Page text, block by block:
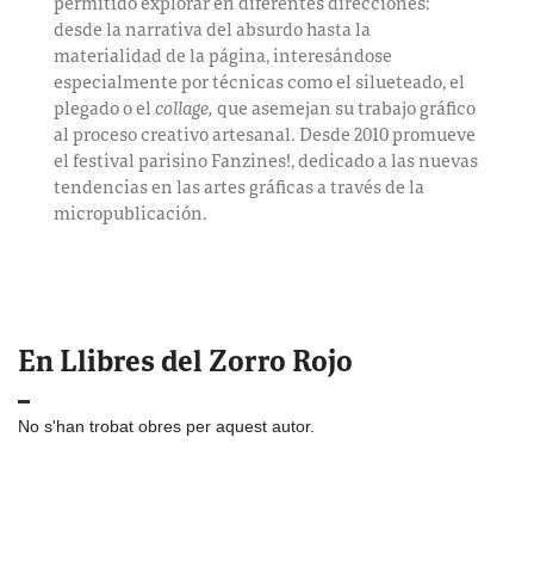
permitido explorar en diferentes direcciones:
desde la narrativa del absurdo hasta la
materialidad de la página, interesándose
especialmente por técnicas como el silueteado, el
plegado o el collage, que asemejan su trabajo gráfico
al proceso creativo artesanal. Desde 2010 promueve
el festival parisino Fanzines!, dedicado a las nuevas
tendencias en las artes gráficas a través de la
micropublicación.
En Llibres del Zorro Rojo
No s'han trobat obres per aquest autor.